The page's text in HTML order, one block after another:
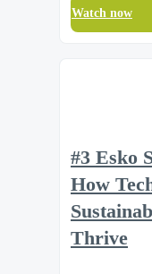
Watch now
#3 Esko
How
Thrive